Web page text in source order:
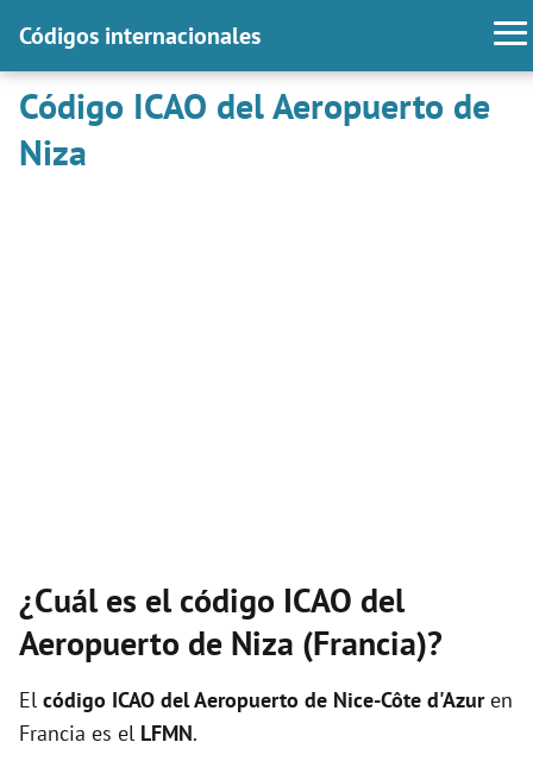
Códigos internacionales
Código ICAO del Aeropuerto de
Niza
¿Cuál es el código ICAO del
Aeropuerto de Niza (Francia)?
El código ICAO delAeropuerto de Nice-Côte d'Azuren
Francia es el LFMN.